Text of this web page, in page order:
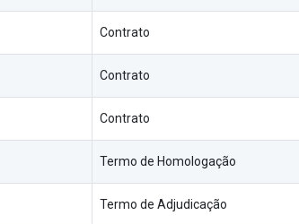
Contrato
Contrato
Contrato
Termo de Homologação
Termo de Adjudicação